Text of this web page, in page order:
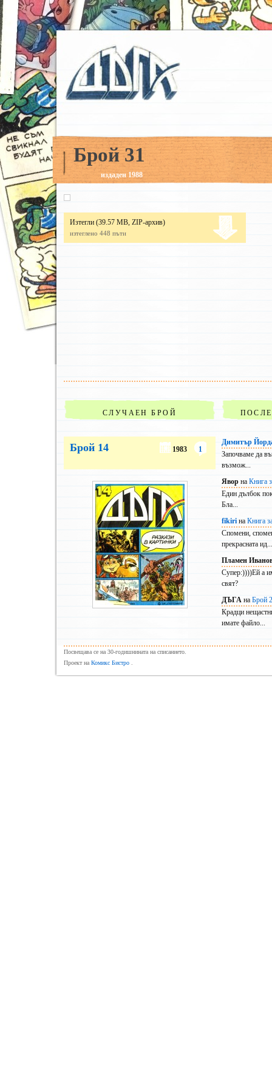
Брой 31
издаден 1988
Изтегли (39.57 MB, ZIP-архив)
изтеглено 448 пъти
СЛУЧАЕН БРОЙ
Брой 14 1983 1
Димитър
Започваме да
възмож...
Явор на Книга
Един дълбок
Бла...
fikiri на Книга
Спомени,
прекрасната ид...
Пламен
Супер:))))Ей а
свят?
ДЪГА на Брой 2
Крадци
имате файло...
Посвещава се на 30-годишнината на списанието.
Проект на Комикс Бистро